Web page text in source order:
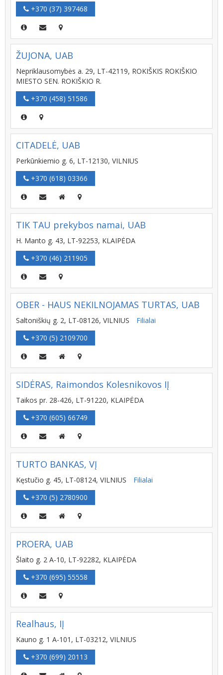
+370 (37) 397468
ŽUJONA, UAB
Nepriklausomybės a. 29, LT-42119, ROKIŠKIS ROKIŠKIO
MIESTO SEN. ROKIŠKIO R.
+370 (458) 51586
CITADELĖ, UAB
Perkūnkiemio g. 6, LT-12130, VILNIUS
+370 (618) 03366
TIK TAU prekybos namai, UAB
H. Manto g. 43, LT-92253, KLAIPĖDA
+370 (46) 211905
OBER - HAUS NEKILNOJAMAS TURTAS, UAB
Saltoniškių g. 2, LT-08126, VILNIUS
Filialai
+370 (5) 2109700
SIDĖRAS, Raimondos Kolesnikovos IĮ
Taikos pr. 28-426, LT-91220, KLAIPĖDA
+370 (605) 66749
TURTO BANKAS, VĮ
Kęstučio g. 45, LT-08124, VILNIUS
Filialai
+370 (5) 2780900
PROERA, UAB
Šlaito g. 2 A-10, LT-92282, KLAIPĖDA
+370 (695) 55558
Realhaus, IĮ
Kauno g. 1 A-101, LT-03212, VILNIUS
+370 (699) 20113